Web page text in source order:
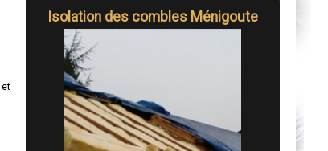
et
Isolation des combles Ménigoute